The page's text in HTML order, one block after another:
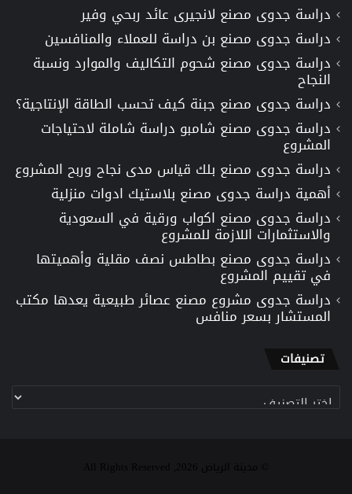
دراسة جدوى مصنع لانجيرى عائد ربحي وفير
دراسة جدوى مصنع بن دراسة للعملاء والمنافسين
دراسة جدوى مصنع شحوم التكاليف والموارد ونسبة
النجاح
دراسة جدوى مصنع جبنة كيف تحسب الطاقة الإنتاجية؟
دراسة جدوى مصنع شامبو دراسة شاملة لاحتياجات
المشروع
دراسة جدوى مصنع بلك قياس مدى نجاح وربح المشروع
أهمية دراسة جدوى مصنع بلاستيك ادوات منزلية
دراسة جدوى مصنع اكواب ورقية في السعودية
والاستثمارات اللازمة للمشروع
دراسة جدوى مصنع بطاطس نصف مقلية وأهميتها
في تقييم المشروع
دراسة جدوى مشروع مصنع عصائر طبيعية يعدها مكتب
المستشار بسعر منافس
تصنيفات
تصنيفات
© مدينة الرياض 2026, All Rights Reserved